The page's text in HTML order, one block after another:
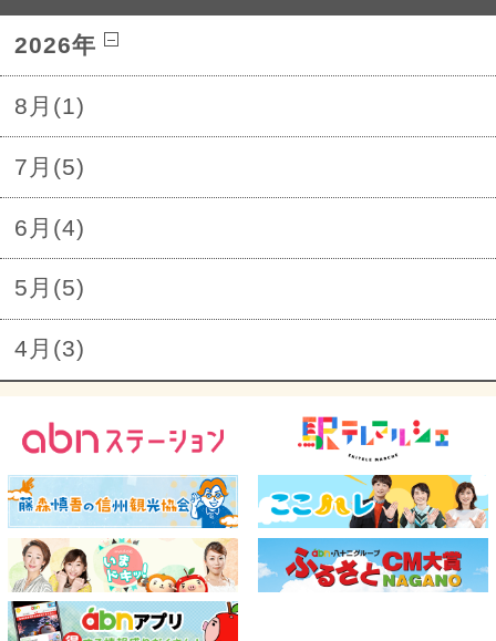
2026年
8月(1)
7月(5)
6月(4)
5月(5)
4月(3)